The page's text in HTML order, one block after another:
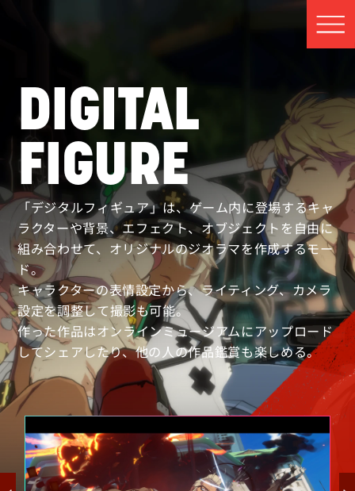
DIGITAL
FIGURE
「デジタルフィギュア」は、ゲーム内に登場するキャ
ラクターや背景、エフェクト、オブジェクトを自由に
組み合わせて、オリジナルのジオラマを作成するモー
ド。
キャラクターの表情設定から、ライティング、カメラ
設定を調整して撮影も可能。
作った作品はオンラインミュージアムにアップロード
してシェアしたり、他の人の作品鑑賞も楽しめる。